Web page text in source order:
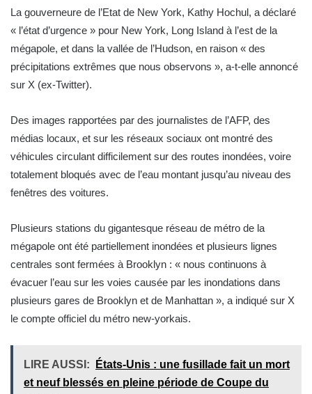
La gouverneure de l’Etat de New York, Kathy Hochul, a déclaré
« l’état d’urgence » pour New York, Long Island à l’est de la
mégapole, et dans la vallée de l’Hudson, en raison « des
précipitations extrêmes que nous observons », a-t-elle annoncé
sur X (ex-Twitter).
Des images rapportées par des journalistes de l’AFP, des
médias locaux, et sur les réseaux sociaux ont montré des
véhicules circulant difficilement sur des routes inondées, voire
totalement bloqués avec de l’eau montant jusqu’au niveau des
fenêtres des voitures.
Plusieurs stations du gigantesque réseau de métro de la
mégapole ont été partiellement inondées et plusieurs lignes
centrales sont fermées à Brooklyn : « nous continuons à
évacuer l’eau sur les voies causée par les inondations dans
plusieurs gares de Brooklyn et de Manhattan », a indiqué sur X
le compte officiel du métro new-yorkais.
LIRE AUSSI:
États-Unis : une fusillade fait un mort
et neuf blessés en pleine période de Coupe du